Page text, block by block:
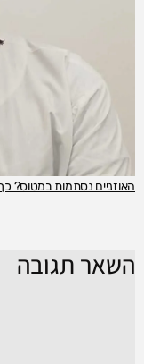
האוזניים נסתמות במטוס?
השאר תגובה